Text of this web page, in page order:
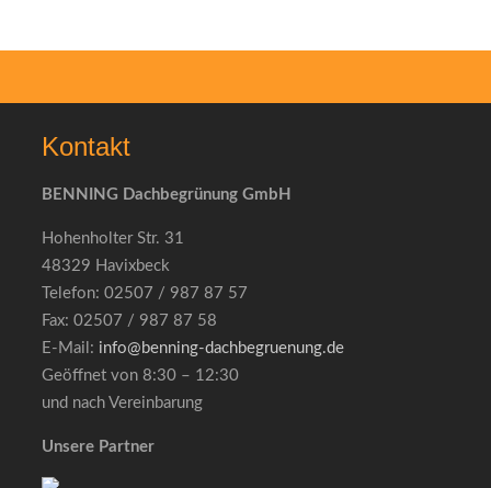
Kontakt
BENNING Dachbegrünung GmbH
Hohenholter Str. 31
48329 Havixbeck
Telefon: 02507 / 987 87 57
Fax: 02507 / 987 87 58
E-Mail: info@benning-dachbegruenung.de
Geöffnet von 8:30 – 12:30
und nach Vereinbarung
Unsere Partner